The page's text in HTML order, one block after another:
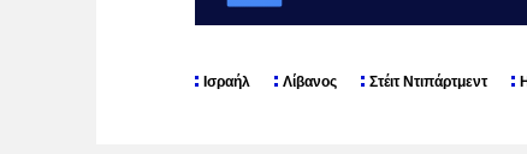
Ισραήλ Λίβανος Στέιτ Ντιπάρτμεντ